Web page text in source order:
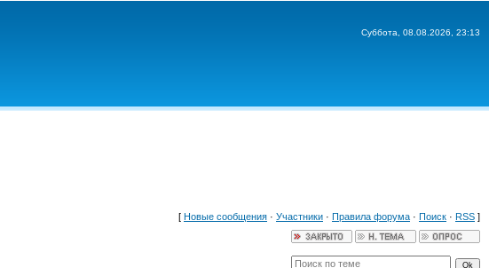
Суббота, 08.08.2026, 23:13
[ Новые сообщения · Участники · Правила форума · Поиск · RSS ]